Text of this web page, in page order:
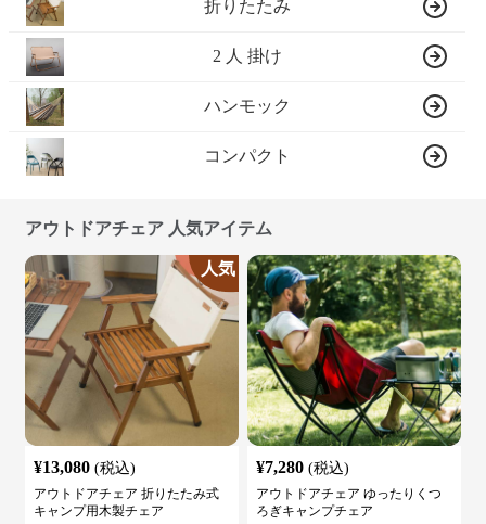
折りたたみ
2 人 掛け
ハンモック
コンパクト
アウトドアチェア 人気アイテム
人気
¥13,080 (税込)
アウトドアチェア 折りたたみ式
キャンプ用木製チェア
¥7,280 (税込)
アウトドアチェア ゆったりくつ
ろぎキャンプチェア